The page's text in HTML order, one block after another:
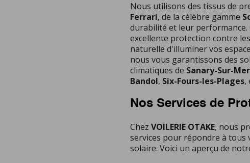
Nous utilisons des tissus de
Ferrari, de la célèbre gamme
durabilité et leur
excellente protection contre
naturelle d'illuminer vos
nous vous garantissons des
climatiques de Sanary-Sur-Mer
Bandol, Six-Fours-les-Plages,
Nos Services de
Chez VOILERIE OTAKE, nous
services pour répondre à tous
solaire. Voici un aperçu de